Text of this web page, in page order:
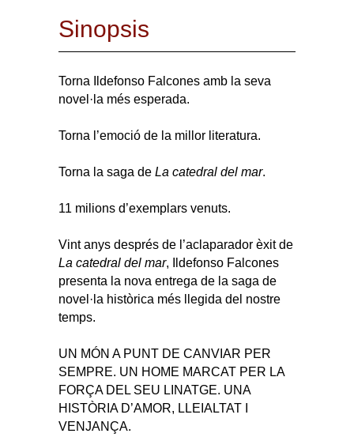
Sinopsis
Torna Ildefonso Falcones amb la seva
novel·la més esperada.
Torna l’emoció de la millor literatura.
Torna la saga de La catedral del mar.
11 milions d’exemplars venuts.
Vint anys després de l’aclaparador èxit de
La catedral del mar, Ildefonso Falcones
presenta la nova entrega de la saga de
novel·la històrica més llegida del nostre
temps.
UN MÓN A PUNT DE CANVIAR PER
SEMPRE. UN HOME MARCAT PER LA
FORÇA DEL SEU LINATGE. UNA
HISTÒRIA D’AMOR, LLEIALTAT I
VENJANÇA.